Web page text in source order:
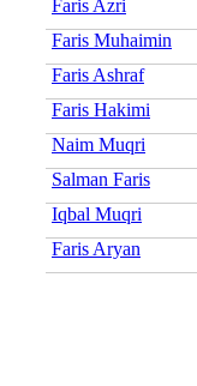
Faris Azri
Faris Muhaimin
Faris Ashraf
Faris Hakimi
Naim Muqri
Salman Faris
Iqbal Muqri
Faris Aryan